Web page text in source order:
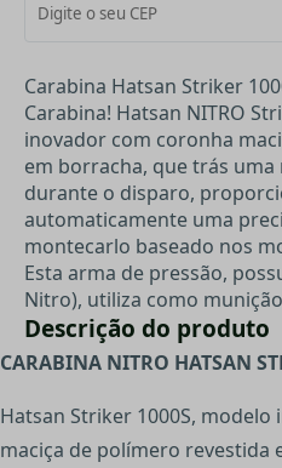
Carabina Hatsan Striker
Carabina! Hatsan NITRO
inovador com coronha
em borracha, que trás
durante o disparo,
automaticamente uma
montecarlo baseado nos
Esta arma de pressão,
Nitro), utiliza como
Descrição do produto
CARABINA NITRO HATSAN
Hatsan Striker 1000S, modelo
maciça de polímero revestida